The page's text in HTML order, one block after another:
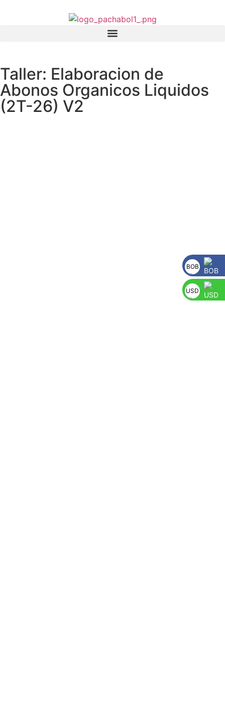
Taller: Elaboracion de
Abonos Organicos Liquidos
(2T-26) V2
BOB
USD